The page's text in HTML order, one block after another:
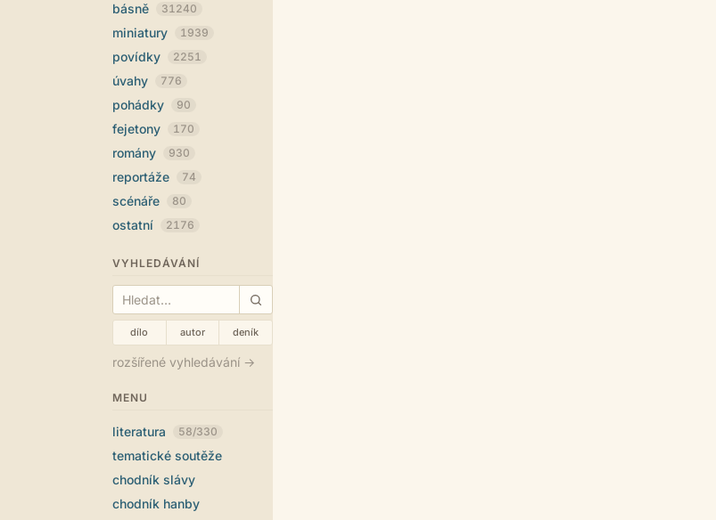
básně 31240
miniatury 1939
povídky 2251
úvahy 776
pohádky 90
fejetony 170
romány 930
reportáže 74
scénáře 80
ostatní 2176
VYHLEDÁVÁNÍ
dílo autor deník
rozšířené vyhledávání →
MENU
literatura 58/330
tematické soutěže
chodník slávy
chodník hanby